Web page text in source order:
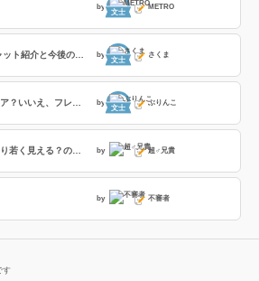
by
文士
METRO
by
文士
さくま
by
文士
ぶりんこ
by 超♂兄貴
by 不審者
す